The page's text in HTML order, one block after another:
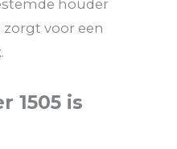
houder
voor een
1505 is